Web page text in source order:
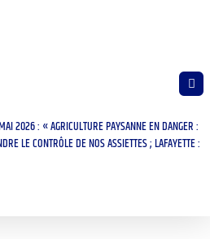
2026 : « AGRICULTURE PAYSANNE EN DANGER :
LE CONTRÔLE DE NOS ASSIETTES ; LAFAYETTE :